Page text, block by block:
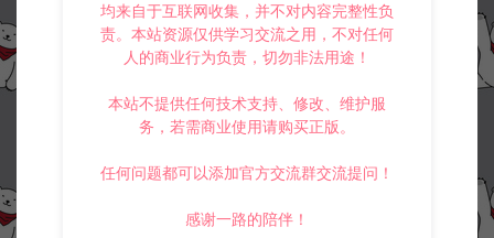
如果本站有侵犯、不妥之处的资源，请在网站右边客服联系我们。
将会第一时间解决！
本站提供的所有资源仅供参考学习使用，不存在任何商业目的与商
侵权联系邮箱：32838727@qq.com
最新整理Linux手工服务端+Win一键服务端+解压即玩+简易安卓客户端+详
均来自于互联网收集，并不对内容完整性负
责。本站资源仅供学习交流之用，不对任何
人的商业行为负责，切勿非法用途！
本站不提供任何技术支持、修改、维护服
务，若需商业使用请购买正版。
任何问题都可以添加官方交流群交流提问！
感谢一路的陪伴！